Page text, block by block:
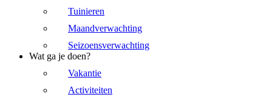
Tuinieren
Maandverwachting
Seizoensverwachting
Wat ga je doen?
Vakantie
Activiteiten